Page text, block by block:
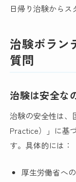
日帰り治験からス
治験ボラン
質問
治験は安全な
治験の安全性は、
Practice）」に基
す。具体的には：
厚生労働省へ